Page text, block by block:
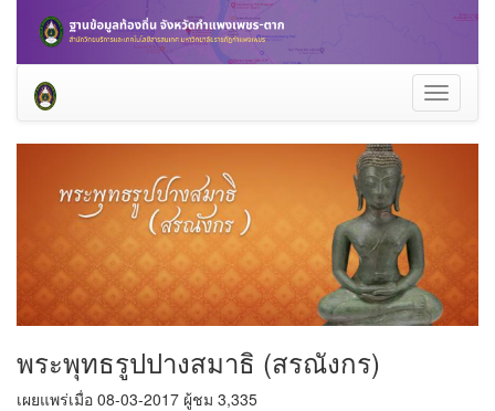
Toggle
พระพุทธรูปปางสมาธิ (สรณังกร)
เผยแพร่เมื่อ 08-03-2017 ผู้ชม 3,335